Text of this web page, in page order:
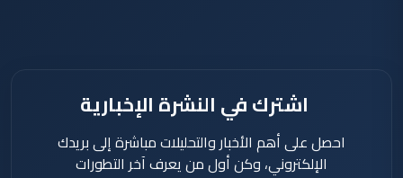
اشترك في النشرة الإخبارية
احصل على أهم الأخبار والتحليلات مباشرة إلى بريدك
الإلكتروني، وكن أول من يعرف آخر التطورات